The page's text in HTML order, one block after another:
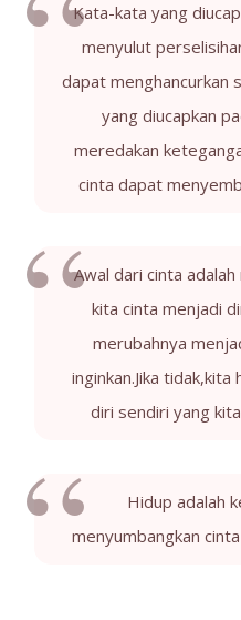
Kata-kata yang
menyulut
dapat menghancurkan
yang diucapkan
meredakan
cinta dapat
Awal dari cinta
kita cinta menjadi
merubahnya
inginkan.Jika
diri sendiri yang
Hidup adalah
menyumbangkan